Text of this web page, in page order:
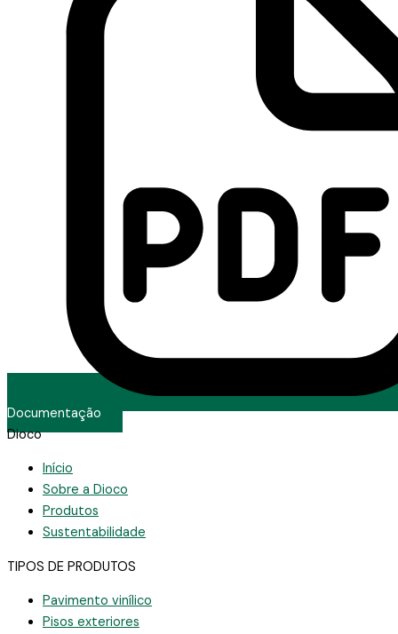
Documentação
Dioco
Início
Sobre a Dioco
Produtos
Sustentabilidade
TIPOS DE PRODUTOS
Pavimento vinílico
Pisos exteriores